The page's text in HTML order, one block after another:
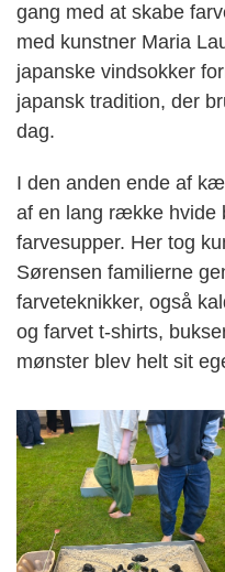
gang med at skabe
med kunstner Maria
japanske vindsokker
japansk tradition, der
dag.
I den anden ende af
af en lang række hvide
farvesupper. Her tog
Sørensen familierne
farveteknikker, også
og farvet t-shirts,
mønster blev helt sit